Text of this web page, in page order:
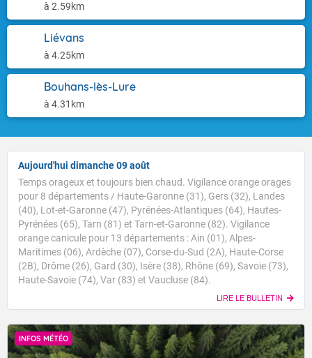
à 2.59km
Liévans
à 4.25km
Bouhans-lès-Lure
à 4.31km
Aujourd'hui dimanche 09 août
Temps orageux et toujours bien chaud. Vigilance orange orages
pour 8 départements / Haute-Garonne (31), Gers (32), Landes
(40), Lot-et-Garonne (47), Pyrénées-Atlantiques (64), Hautes-
Pyrénées (65), Tarn (81) et Tarn-et-Garonne (82). Vigilance
orange canicule pour 13 départements : Ain (01), Alpes-
Maritimes (06), Ardèche (07), Corse-du-Sud (2A), Haute-Corse
(2B), Drôme (26), Gard (30), Isère (38), Rhône (69), Savoie (73),
Haute-Savoie (74), Var (83) et Vaucluse (84).
LIRE LE BULLETIN
INFOS MÉTÉO